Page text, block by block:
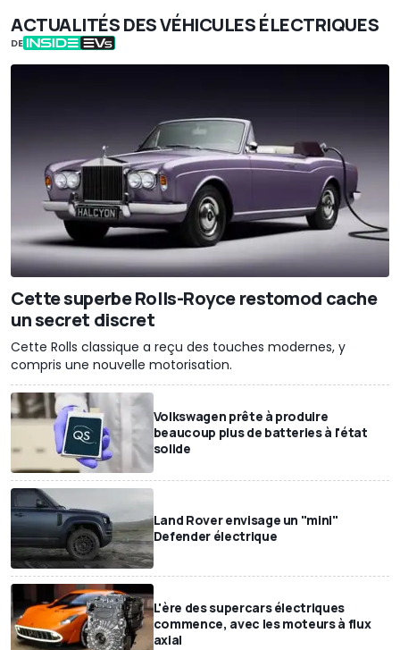
ACTUALITÉS DES VÉHICULES ÉLECTRIQUES
DE
Cette superbe Rolls-Royce restomod cache
un secret discret
Cette Rolls classique a reçu des touches modernes, y
compris une nouvelle motorisation.
Volkswagen prête à produire
beaucoup plus de batteries à l'état
solide
Land Rover envisage un "mini"
Defender électrique
L'ère des supercars électriques
commence, avec les moteurs à flux
axial